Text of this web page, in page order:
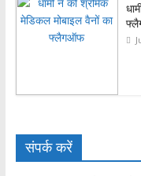
संपर्क करें